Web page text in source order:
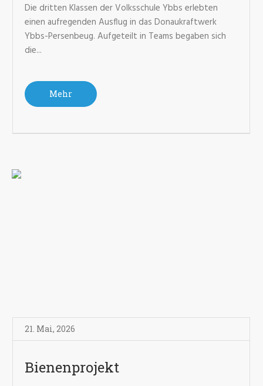
Die dritten Klassen der Volksschule Ybbs erlebten
einen aufregenden Ausflug in das Donaukraftwerk
Ybbs-Persenbeug. Aufgeteilt in Teams begaben sich
die...
Mehr
21. Mai, 2026
Bienenprojekt